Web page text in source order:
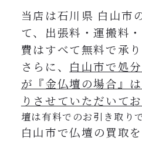
当店は石川県 白山市
て、出張料・運搬料
費はすべて無料で承
さらに、 白山市で処
が『金仏壇の場合』
りさせていただいて
壇は有料でのお引き取り
白山市で仏壇の買取